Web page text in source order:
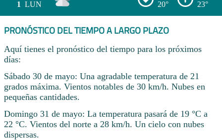
1 LUN 20° 23°
PRONÓSTICO DEL TIEMPO A LARGO PLAZO
Aquí tienes el pronóstico del tiempo para los próximos
días:
Sábado 30 de mayo: Una agradable temperatura de 21
grados máxima. Vientos notables de 30 km/h. Nubes en
pequeñas cantidades.
Domingo 31 de mayo: La temperatura pasará de 19 °C a
22 °C. Vientos del norte a 28 km/h. Un cielo con nubes
dispersas.